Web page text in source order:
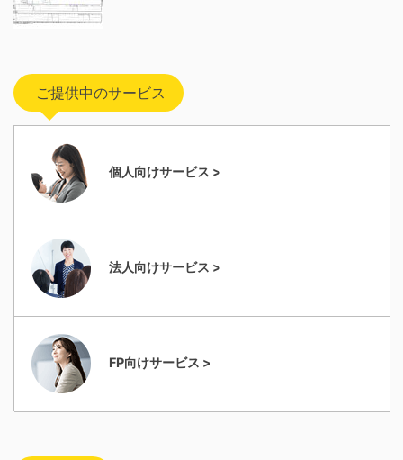
ご提供中のサービス
個人向けサービス >
法人向けサービス >
FP向けサービス >